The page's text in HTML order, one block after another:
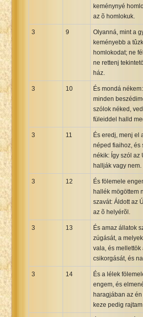
keménynyé
az õ homlokuk.
3 9
Olyanná, mint a
keményebb a
homlokodat; ne
ne rettenj
ház.
3 10
És mondá
minden
szólok néked,
füleiddel halld
3 11
És eredj, menj el
néped fiaihoz, és
nékik: Így szól az
hallják vagy nem.
3 12
És fölemele
hallék mögöttem
szavát: Áldott az
az õ helyérõl.
3 13
És amaz állatok
zúgását, a
vala, és mellettök
csikorgását, és
3 14
És a lélek
engem, és
haragjában az
keze pedig rajtam